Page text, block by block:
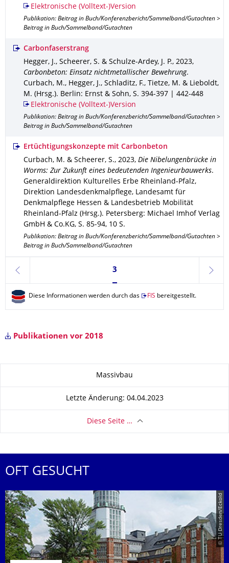
Elektronische (Volltext-)Version
Publikation: Beitrag in Buch/Konferenzbericht/Sammelband/Gutachten >
Beitrag in Buch/Sammelband/Gutachten
Carbonfaserstrang
Hegger, J., Scheerer, S. & Schulze-Ardey, J. P., 2023,
Carbonbeton: Einsatz nichtmetallischer Bewehrung.
Curbach, M., Hegger, J., Schladitz, F., Tietze, M. & Lieboldt,
M. (Hrsg.). Berlin: Ernst & Sohn, S. 394-397 | 442-448
Elektronische (Volltext-)Version
Publikation: Beitrag in Buch/Konferenzbericht/Sammelband/Gutachten >
Beitrag in Buch/Sammelband/Gutachten
Ertüchtigungskonzepte mit Carbonbeton
Curbach, M. & Scheerer, S., 2023, Die Nibelungenbrücke in
Worms: Zur Zukunft eines bedeutenden Ingenieurbauwerks.
Generaldirektion Kulturelles Erbe Rheinland-Pfalz,
Direktion Landesdenkmalpflege, Landesamt für
Denkmalpflege Hessen & Landesbetrieb Mobilität
Rheinland-Pfalz (Hrsg.). Petersberg: Michael Imhof Verlag
GmbH & Co.KG, S. 85-94, 10 S.
Publikation: Beitrag in Buch/Konferenzbericht/Sammelband/Gutachten >
Beitrag in Buch/Sammelband/Gutachten
zurück
Seite 3, aktuell ausgewählt
3
weiter
Diese Informationen werden durch das FIS bereitgestellt.
Publikationen vor 2018
Massivbau
Letzte Änderung: 04.04.2023
Diese Seite …
OFT GESUCHT
© TU Dresden/Eckold